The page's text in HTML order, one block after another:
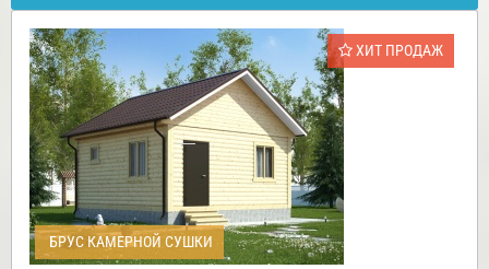
ХИТ ПРОДАЖ
БРУС КАМЕРНОЙ СУШКИ